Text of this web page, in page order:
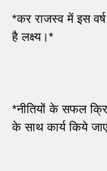
*कर राजस्व में इस
है लक्ष्य।*
*नीतियों के सफल
के साथ कार्य किये